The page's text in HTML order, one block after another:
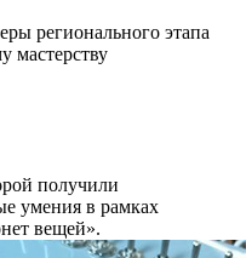
регионального этапа
мастерству
получили
умения в рамках
вещей».